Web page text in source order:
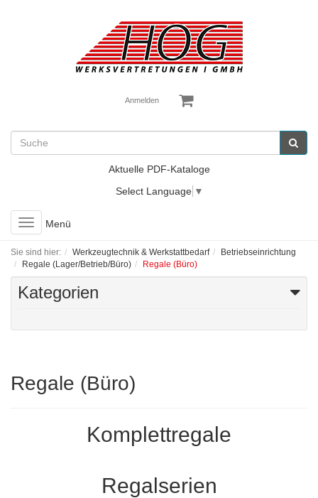
Anmelden
Aktuelle PDF-Kataloge
Select Language ▼
Toggle
navigation
Menü
Sie sind hier: Werkzeugtechnik & Werkstattbedarf
Betriebseinrichtung
Regale (Lager/Betrieb/Büro)
Regale (Büro)
Kategorien
Regale (Büro)
Komplettregale
Regalserien